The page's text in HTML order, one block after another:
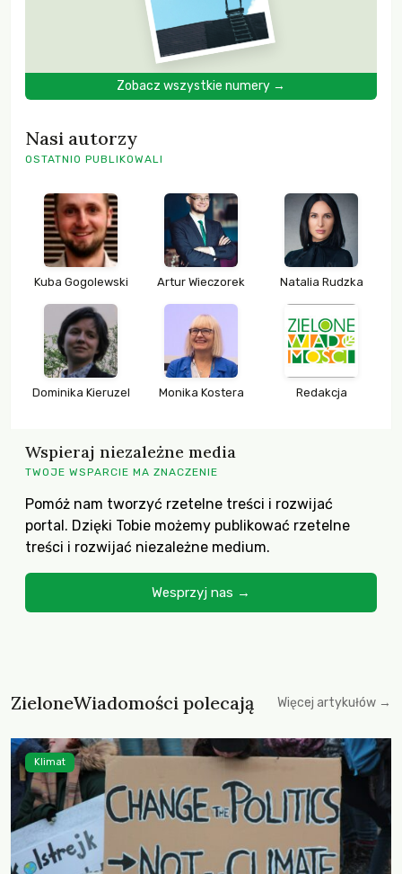
Zobacz wszystkie numery →
Nasi autorzy
OSTATNIO PUBLIKOWALI
Kuba Gogolewski Artur Wieczorek Natalia Rudzka
Dominika Kieruzel Monika Kostera Redakcja
Wspieraj niezależne media
TWOJE WSPARCIE MA ZNACZENIE
Pomóż nam tworzyć rzetelne treści i rozwijać
portal. Dzięki Tobie możemy publikować rzetelne
treści i rozwijać niezależne medium.
Wesprzyj nas →
ZieloneWiadomości polecają Więcej artykułów →
Klimat